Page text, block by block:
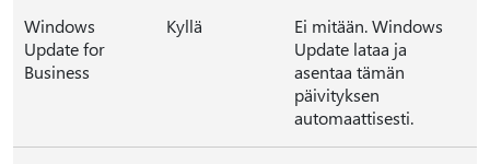
Windows
Update for
Business
Kyllä
Ei mitään. Windows
Update lataa ja
asentaa tämän
päivityksen
automaattisesti.